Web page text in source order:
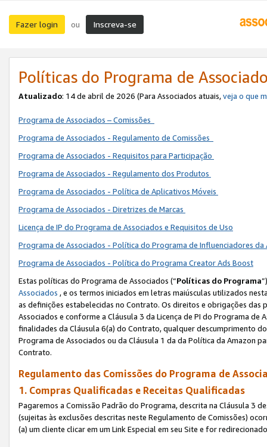
Fazer login ou Inscreva-se
Políticas do Programa de
Atualizado: 14 de abril de 2026 (Para Associados atuais,veja o que
Programa de Associados – Comissões
Programa de Associados - Regulamento de Comissões
Programa de Associados - Requisitos para Participação
Programa de Associados - Regulamento dos Produtos
Programa de Associados - Política de Aplicativos Móveis
Programa de Associados - Diretrizes de Marcas
Licença de IP do Programa de Associados e Requisitos de Uso
Programa de Associados - Política do Programa de Influenciadores
Programa de Associados - Política do Programa Creator Ads Boost
Estas políticas do Programa de Associados (“Políticas do Programa
Associados , e os termos iniciados em letras maiúsculas utilizados
as definições estabelecidas no Contrato. Os direitos e obrigações
Associados e conforme a Cláusula 3 da Licença de PI do Programa
finalidades da Cláusula 6(a) do Contrato, qualquer descumprimento
Programa de Associados ou da Cláusula 1 da da Política da Amazon
Contrato.
Regulamento das Comissões do Programa de
1. Compras Qualificadas e Receitas Qualificadas
Pagaremos a Comissão Padrão do Programa, descrita na Cláusula 3
(sujeitas às exclusões descritas neste Regulamento de Comissões)
(a) um cliente clicar em um Link Especial em seu Site e for